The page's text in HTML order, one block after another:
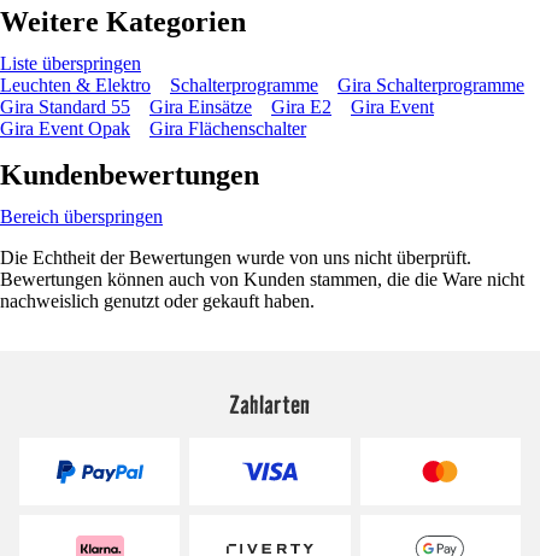
Weitere Kategorien
Liste überspringen
Leuchten & Elektro
Schalterprogramme
Gira Schalterprogramme
Gira Standard 55
Gira Einsätze Gira E2
Gira Event
Gira Event Opak
Gira Flächenschalter
Kundenbewertungen
Bereich überspringen
Die Echtheit der Bewertungen wurde von uns nicht überprüft.
Bewertungen können auch von Kunden stammen, die die Ware nicht
nachweislich genutzt oder gekauft haben.
Zahlarten